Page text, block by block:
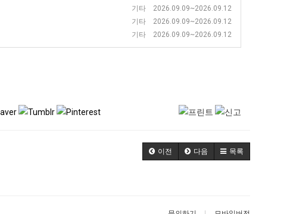
기타 2026.09.09~2026.09.12
기타 2026.09.09~2026.09.12
기타 2026.09.09~2026.09.12
이전 다음 목록